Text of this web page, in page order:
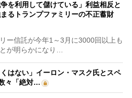
争を利用して儲けている」利益相反と
るトランプファミリーの不正蓄財
ー信託が今年1～3月に3000回以上も
が明らかになり…
はない」イーロン・マスク氏とスペ
々「絶対…